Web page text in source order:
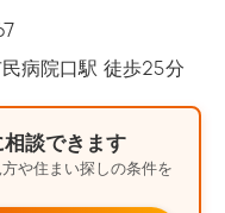
病院口駅 徒歩25分
談できます
や住まい探しの条件を